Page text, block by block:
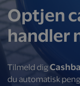
Optjen
handler
Tilmeld dig
du automatisk